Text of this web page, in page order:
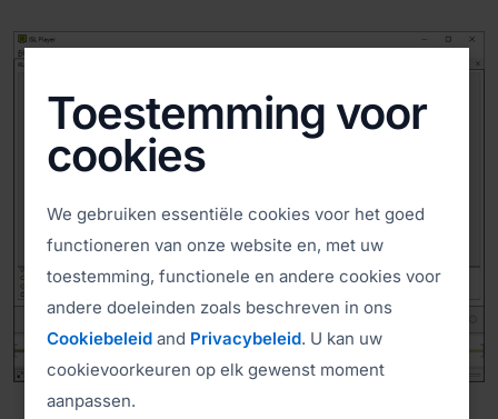
Toestemming voor
cookies
We gebruiken essentiële cookies voor het goed
functioneren van onze website en, met uw
toestemming, functionele en andere cookies voor
andere doeleinden zoals beschreven in ons
Cookiebeleid and Privacybeleid. U kan uw
cookievoorkeuren op elk gewenst moment
aanpassen.